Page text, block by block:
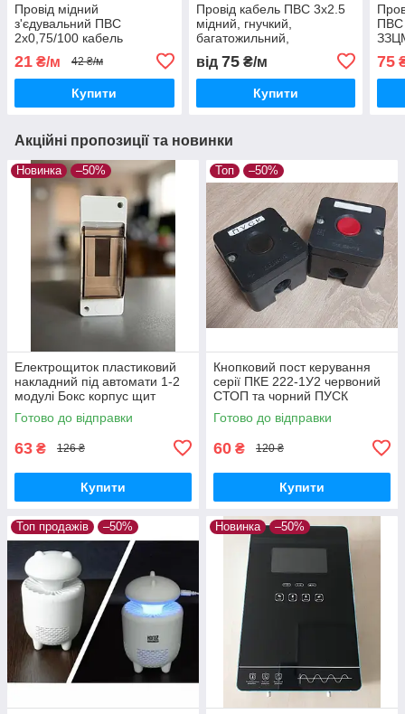
Провід мідний
з'єдувальний ПВС
2х0,75/100 кабель
двожильний Horoz Electric
чорний гнучкий
21 ₴/м 42 ₴/м
Купити
Провід кабель ПВС 3х2.5
мідний, гнучкий,
багатожильний,
від 75₴/м
Купити
ПВС
75
Акційні пропозиції та новинки
Новинка –50%
Електрощиток пластиковий
накладний під автомати 1-2
модулі Бокс корпус щит
модульний з прозорою
кришкою навісний ТМ КОВА
Готово до відправки
63 ₴ 126 ₴
Купити
Топ –50%
Кнопковий пост керування
серії ПКЕ 222-1У2 червоний
СТОП та чорний ПУСК
Готово до відправки
60 ₴ 120 ₴
Купити
Топ продажів –50% Новинка –50%